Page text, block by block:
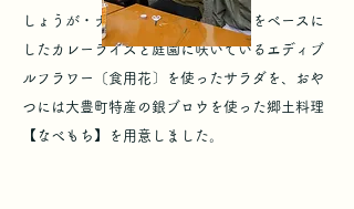
しょうが・ナツメ・ゲッケイジュ）をベースに
したカレーライスと庭園に咲いているエディブ
ルフラワー〔食用花〕を使ったサラダを、おや
つには大豊町特産の銀ブロウを使った郷土料理
【なべもち】を用意しました。